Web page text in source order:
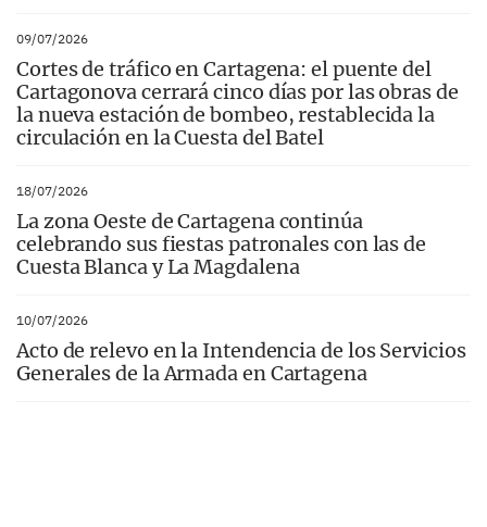
09/07/2026
Cortes de tráfico en Cartagena: el puente del
Cartagonova cerrará cinco días por las obras de
la nueva estación de bombeo, restablecida la
circulación en la Cuesta del Batel
18/07/2026
La zona Oeste de Cartagena continúa
celebrando sus fiestas patronales con las de
Cuesta Blanca y La Magdalena
10/07/2026
Acto de relevo en la Intendencia de los Servicios
Generales de la Armada en Cartagena